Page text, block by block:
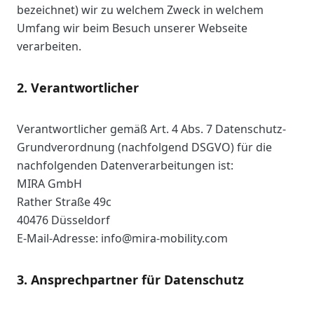
bezeichnet) wir zu welchem Zweck in welchem
Umfang wir beim Besuch unserer Webseite
verarbeiten.
2. Verantwortlicher
Verantwortlicher gemäß Art. 4 Abs. 7 Datenschutz-
Grundverordnung (nachfolgend DSGVO) für die
nachfolgenden Datenverarbeitungen ist:
MIRA GmbH
Rather Straße 49c
40476 Düsseldorf
E-Mail-Adresse: info@mira-mobility.com
3. Ansprechpartner für Datenschutz